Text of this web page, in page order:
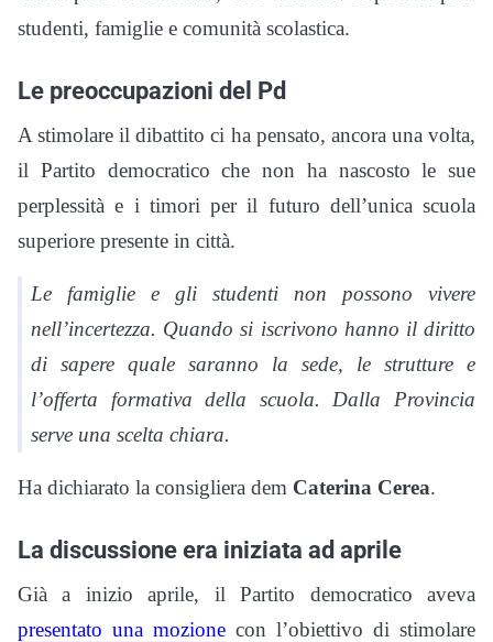
studenti, famiglie e comunità scolastica.
Le preoccupazioni del Pd
A stimolare il dibattito ci ha pensato, ancora una volta,
il Partito democratico che non ha nascosto le sue
perplessità e i timori per il futuro dell’unica scuola
superiore presente in città.
Le famiglie e gli studenti non possono vivere
nell’incertezza. Quando si iscrivono hanno il diritto
di sapere quale saranno la sede, le strutture e
l’offerta formativa della scuola. Dalla Provincia
serve una scelta chiara.
Ha dichiarato la consigliera dem Caterina Cerea.
La discussione era iniziata ad aprile
Già a inizio aprile, il Partito democratico aveva
presentato una mozione con l’obiettivo di stimolare